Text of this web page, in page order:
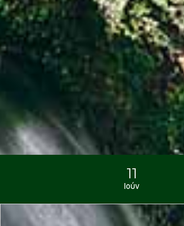
11
Ιούν